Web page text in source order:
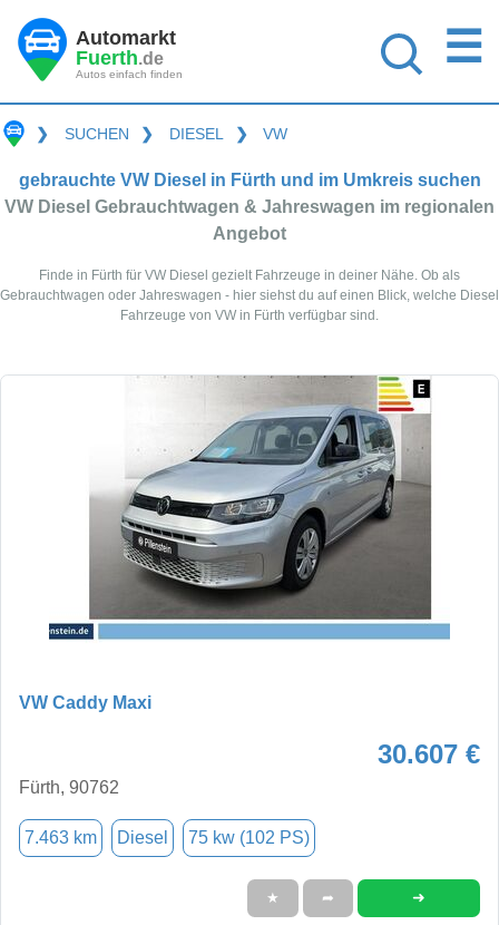
Automarkt
Fuerth.de
Autos einfach finden
☰
❯ SUCHEN ❯ DIESEL ❯ VW
gebrauchte VW Diesel in Fürth und im Umkreis suchen
VW Diesel Gebrauchtwagen & Jahreswagen im regionalen
Angebot
Finde in Fürth für VW Diesel gezielt Fahrzeuge in deiner Nähe. Ob als
Gebrauchtwagen oder Jahreswagen - hier siehst du auf einen Blick, welche Diesel
Fahrzeuge von VW in Fürth verfügbar sind.
VW Caddy Maxi
30.607 €
Fürth, 90762
7.463 km Diesel 75 kw (102 PS)
★ ➦ ➜